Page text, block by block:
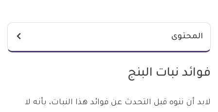
المحتوى
فوائد نبات البنج
لابد أن ننوه قبل التحدث عن فوائد هذا النبات، بأنه لا